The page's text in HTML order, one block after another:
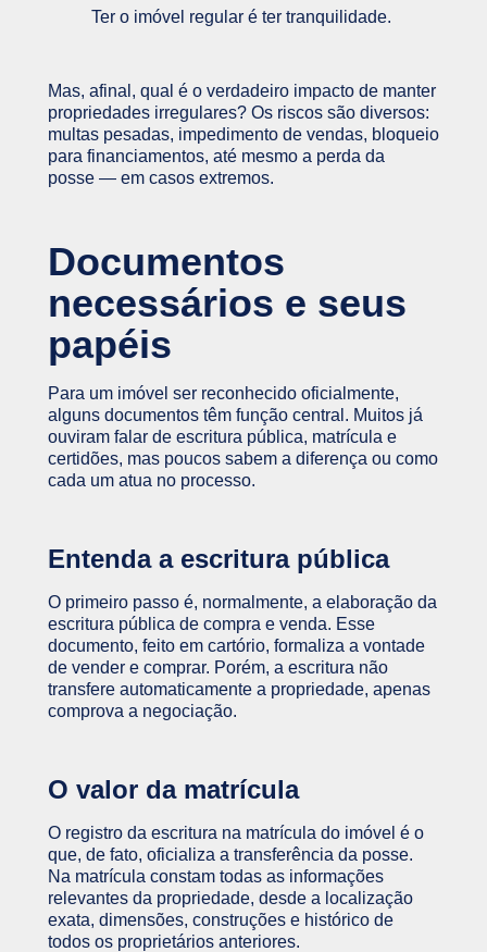
Ter o imóvel regular é ter tranquilidade.
Mas, afinal, qual é o verdadeiro impacto de manter
propriedades irregulares? Os riscos são diversos:
multas pesadas, impedimento de vendas, bloqueio
para financiamentos, até mesmo a perda da
posse — em casos extremos.
Documentos
necessários e seus
papéis
Para um imóvel ser reconhecido oficialmente,
alguns documentos têm função central. Muitos já
ouviram falar de escritura pública, matrícula e
certidões, mas poucos sabem a diferença ou como
cada um atua no processo.
Entenda a escritura pública
O primeiro passo é, normalmente, a elaboração da
escritura pública de compra e venda. Esse
documento, feito em cartório, formaliza a vontade
de vender e comprar. Porém, a escritura não
transfere automaticamente a propriedade, apenas
comprova a negociação.
O valor da matrícula
O registro da escritura na matrícula do imóvel é o
que, de fato, oficializa a transferência da posse.
Na matrícula constam todas as informações
relevantes da propriedade, desde a localização
exata, dimensões, construções e histórico de
todos os proprietários anteriores.